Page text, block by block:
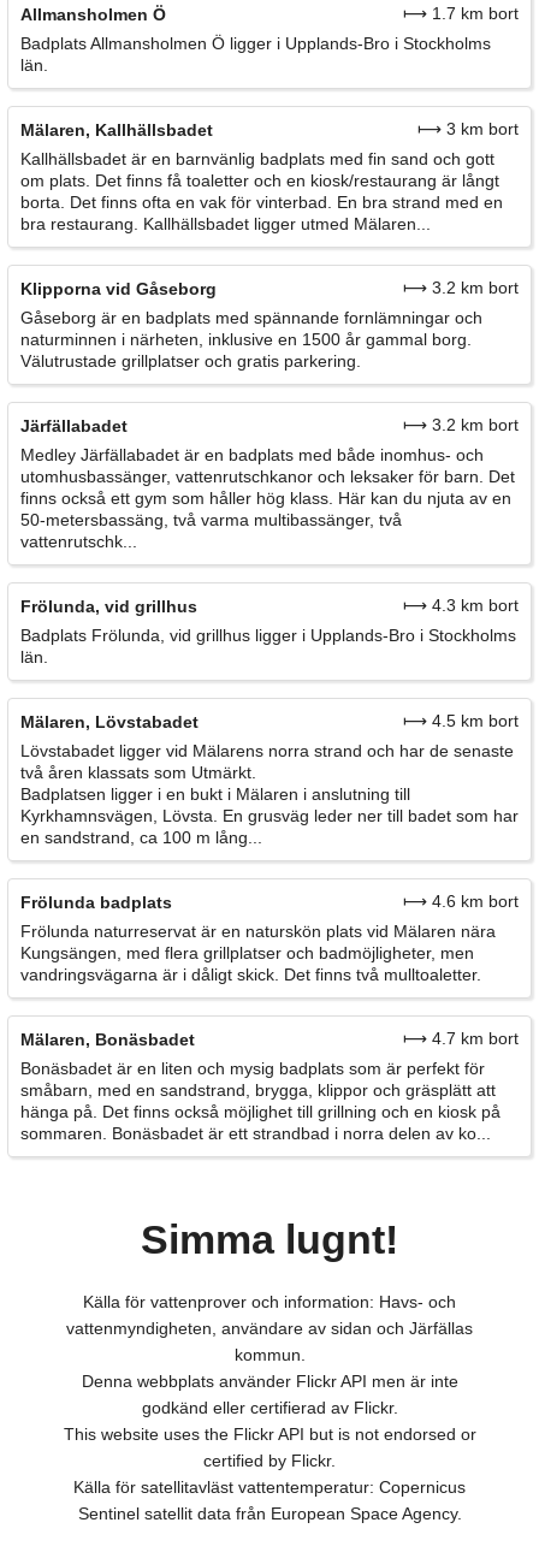
Allmansholmen Ö
⟼ 1.7 km bort
Badplats Allmansholmen Ö ligger i Upplands-Bro i Stockholms
län.
Mälaren, Kallhällsbadet
⟼ 3 km bort
Kallhällsbadet är en barnvänlig badplats med fin sand och gott
om plats. Det finns få toaletter och en kiosk/restaurang är långt
borta. Det finns ofta en vak för vinterbad. En bra strand med en
bra restaurang. Kallhällsbadet ligger utmed Mälaren...
Klipporna vid Gåseborg
⟼ 3.2 km bort
Gåseborg är en badplats med spännande fornlämningar och
naturminnen i närheten, inklusive en 1500 år gammal borg.
Välutrustade grillplatser och gratis parkering.
Järfällabadet
⟼ 3.2 km bort
Medley Järfällabadet är en badplats med både inomhus- och
utomhusbassänger, vattenrutschkanor och leksaker för barn. Det
finns också ett gym som håller hög klass. Här kan du njuta av en
50-metersbassäng, två varma multibassänger, två
vattenrutschk...
Frölunda, vid grillhus
⟼ 4.3 km bort
Badplats Frölunda, vid grillhus ligger i Upplands-Bro i Stockholms
län.
Mälaren, Lövstabadet
⟼ 4.5 km bort
Lövstabadet ligger vid Mälarens norra strand och har de senaste
två åren klassats som Utmärkt.
Badplatsen ligger i en bukt i Mälaren i anslutning till
Kyrkhamnsvägen, Lövsta. En grusväg leder ner till badet som har
en sandstrand, ca 100 m lång...
Frölunda badplats
⟼ 4.6 km bort
Frölunda naturreservat är en naturskön plats vid Mälaren nära
Kungsängen, med flera grillplatser och badmöjligheter, men
vandringsvägarna är i dåligt skick. Det finns två mulltoaletter.
Mälaren, Bonäsbadet
⟼ 4.7 km bort
Bonäsbadet är en liten och mysig badplats som är perfekt för
småbarn, med en sandstrand, brygga, klippor och gräsplätt att
hänga på. Det finns också möjlighet till grillning och en kiosk på
sommaren. Bonäsbadet är ett strandbad i norra delen av ko...
Simma lugnt!
Källa för vattenprover och information: Havs- och
vattenmyndigheten, användare av sidan och Järfällas
kommun.
Denna webbplats använder Flickr API men är inte
godkänd eller certifierad av Flickr.
This website uses the Flickr API but is not endorsed or
certified by Flickr.
Källa för satellitavläst vattentemperatur: Copernicus
Sentinel satellit data från European Space Agency.